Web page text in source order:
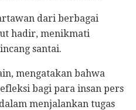
dari berbagai
hadir, menikmati
santai.
mengatakan bahwa
bagi para insan pers
menjalankan tugas